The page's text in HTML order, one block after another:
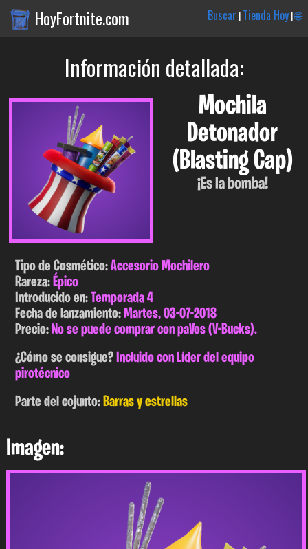
HoyFortnite.com Buscar |Tienda Hoy|🌐
Información detallada:
Mochila
Detonador
(Blasting Cap)
¡Es la bomba!
Tipo de Cosmético:Accesorio Mochilero
Rareza:Épico
Introducido en:Temporada 4
Fecha de lanzamiento:Martes, 03-07-2018
Precio:No se puede comprar con paVos (V-Bucks).
¿Cómo se consigue?Incluido con Líder del equipo
pirotécnico
Parte del cojunto:Barras y estrellas
Imagen: